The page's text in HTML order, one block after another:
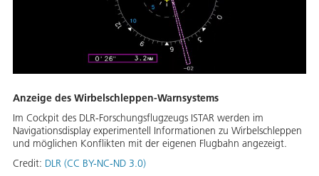
Anzeige des Wirbelschleppen-Warnsystems
Im Cockpit des DLR-Forschungsflugzeugs ISTAR werden im
Navigationsdisplay experimentell Informationen zu Wirbelschleppen
und möglichen Konflikten mit der eigenen Flugbahn angezeigt.
Credit: DLR (CC BY-NC-ND 3.0)